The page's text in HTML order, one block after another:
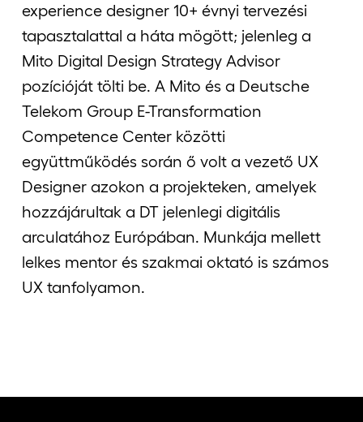
experience designer 10+ évnyi tervezési
tapasztalattal a háta mögött; jelenleg a
Mito Digital Design Strategy Advisor
pozícióját tölti be. A Mito és a Deutsche
Telekom Group E-Transformation
Competence Center közötti
együttműködés során ő volt a vezető UX
Designer azokon a projekteken, amelyek
hozzájárultak a DT jelenlegi digitális
arculatához Európában. Munkája mellett
lelkes mentor és szakmai oktató is számos
UX tanfolyamon.